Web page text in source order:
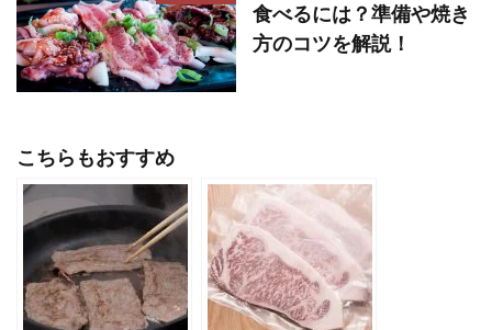
食べるには？準備や焼き
方のコツを解説！
こちらもおすすめ